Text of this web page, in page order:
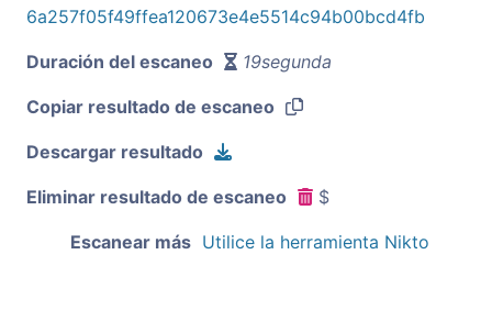
6a257f05f49ffea120673e4e5514c94b00bcd4fb
Duración del escaneo 19segunda
Copiar resultado de escaneo
Descargar resultado
Eliminar resultado de escaneo $
Escanear más Utilice la herramienta Nikto